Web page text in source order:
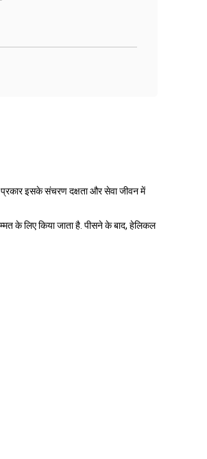
इसके संचरण दक्षता और सेवा जीवन में
के लिए किया जाता है. पीसने के बाद, हेलिकल